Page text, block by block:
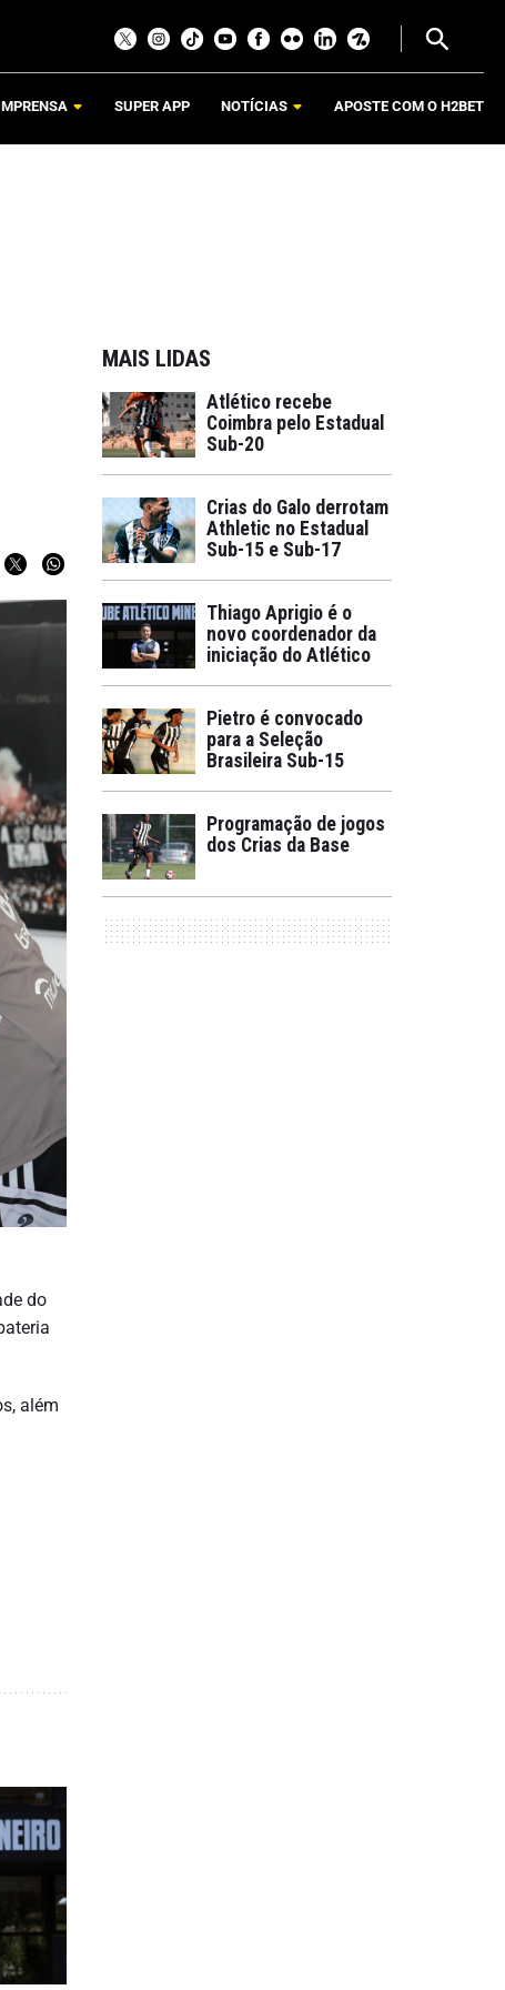
SUPER APP NOTÍCIAS APOSTE COM O H2BET
do
além
MAIS LIDAS
Atlético recebe
Coimbra pelo Estadual
Sub-20
Crias do Galo derrotam
Athletic no Estadual
Sub-15 e Sub-17
Thiago Aprigio é o
novo coordenador da
iniciação do Atlético
Pietro é convocado
para a Seleção
Brasileira Sub-15
Programação de jogos
dos Crias da Base